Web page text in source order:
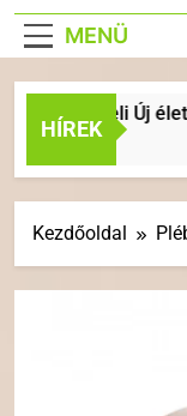
MENÜ
HÍREK
Új élet
Kezdőoldal